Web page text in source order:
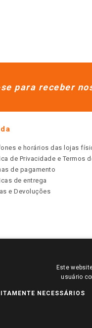
para receber
e horários das lojas
de Privacidade e Termos
de pagamento
de entrega
e Devoluções
PREÇOS DA SUA REGIÃO, FAÇA
COMERCIAIS DESTE
Este
usuário
NECESSÁRIOS